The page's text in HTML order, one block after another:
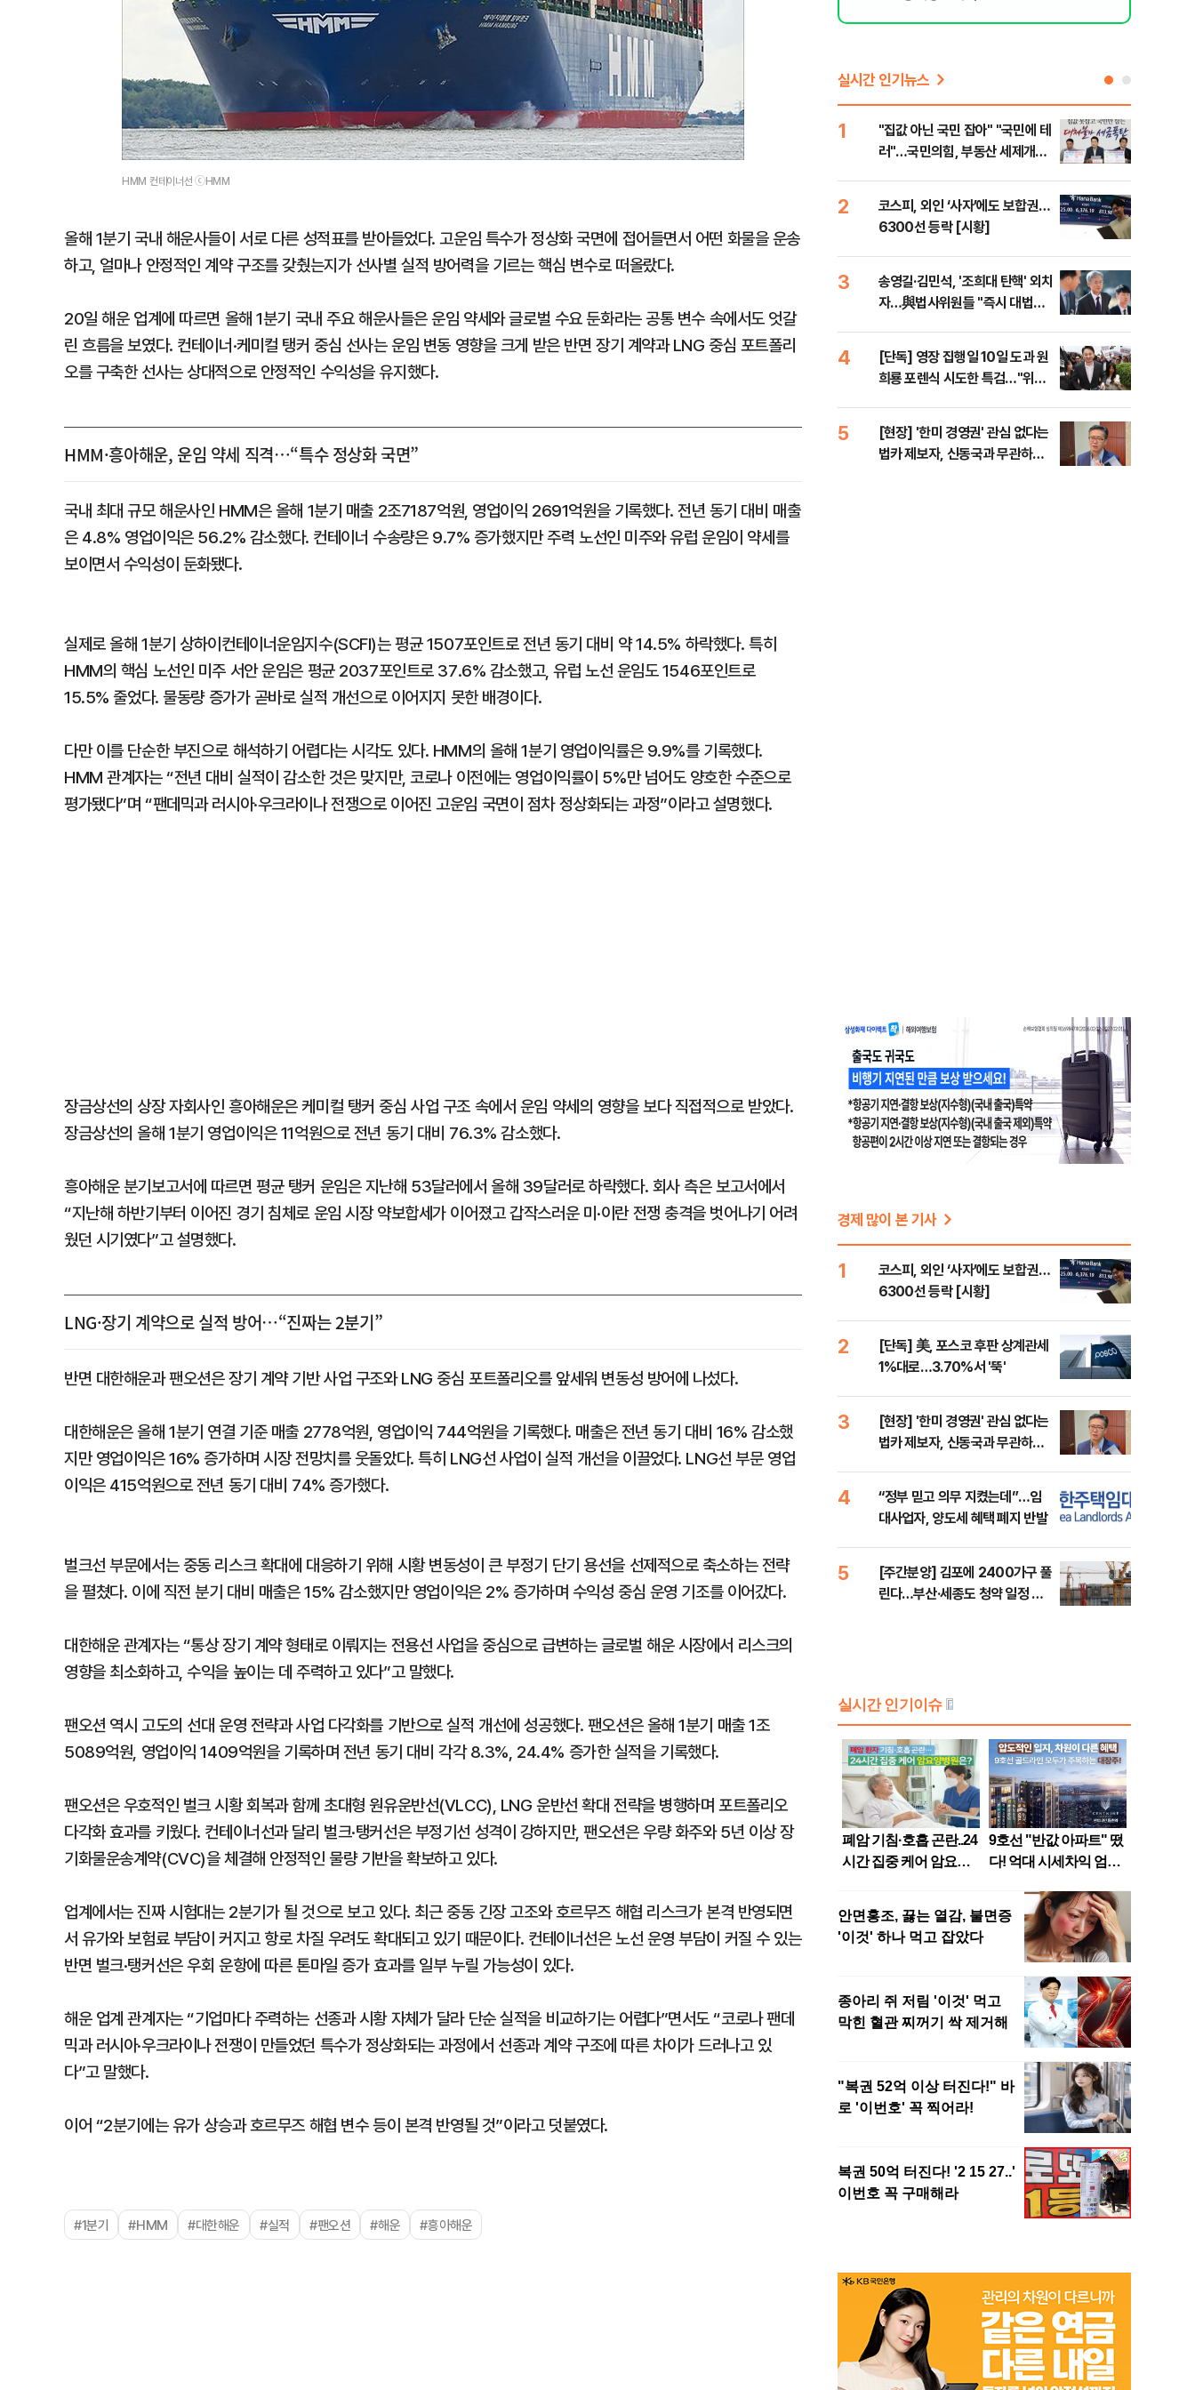
HMM 컨테이너선 ⓒHMM
올해 1분기 국내 해운사들이 서로 다른 성적표를 받아들었다. 고운임 특수가 정상화 국면에 접어들면서 어떤 화물을 운송
하고, 얼마나 안정적인 계약 구조를 갖췄는지가 선사별 실적 방어력을 기르는 핵심 변수로 떠올랐다.
20일 해운 업계에 따르면 올해 1분기 국내 주요 해운사들은 운임 약세와 글로벌 수요 둔화라는 공통 변수 속에서도 엇갈
린 흐름을 보였다. 컨테이너·케미컬 탱커 중심 선사는 운임 변동 영향을 크게 받은 반면 장기 계약과 LNG 중심 포트폴리
오를 구축한 선사는 상대적으로 안정적인 수익성을 유지했다.
HMM·흥아해운, 운임 약세 직격…“특수 정상화 국면”
국내 최대 규모 해운사인 HMM은 올해 1분기 매출 2조7187억원, 영업이익 2691억원을 기록했다. 전년 동기 대비 매출
은 4.8% 영업이익은 56.2% 감소했다. 컨테이너 수송량은 9.7% 증가했지만 주력 노선인 미주와 유럽 운임이 약세를
보이면서 수익성이 둔화됐다.
실제로 올해 1분기 상하이컨테이너운임지수(SCFI)는 평균 1507포인트로 전년 동기 대비 약 14.5% 하락했다. 특히
HMM의 핵심 노선인 미주 서안 운임은 평균 2037포인트로 37.6% 감소했고, 유럽 노선 운임도 1546포인트로
15.5% 줄었다. 물동량 증가가 곧바로 실적 개선으로 이어지지 못한 배경이다.
다만 이를 단순한 부진으로 해석하기 어렵다는 시각도 있다. HMM의 올해 1분기 영업이익률은 9.9%를 기록했다.
HMM 관계자는 “전년 대비 실적이 감소한 것은 맞지만, 코로나 이전에는 영업이익률이 5%만 넘어도 양호한 수준으로
평가됐다”며 “팬데믹과 러시아·우크라이나 전쟁으로 이어진 고운임 국면이 점차 정상화되는 과정”이라고 설명했다.
장금상선의 상장 자회사인 흥아해운은 케미컬 탱커 중심 사업 구조 속에서 운임 약세의 영향을 보다 직접적으로 받았다.
장금상선의 올해 1분기 영업이익은 11억원으로 전년 동기 대비 76.3% 감소했다.
흥아해운 분기보고서에 따르면 평균 탱커 운임은 지난해 53달러에서 올해 39달러로 하락했다. 회사 측은 보고서에서
“지난해 하반기부터 이어진 경기 침체로 운임 시장 약보합세가 이어졌고 갑작스러운 미·이란 전쟁 충격을 벗어나기 어려
웠던 시기였다”고 설명했다.
LNG·장기 계약으로 실적 방어…“진짜는 2분기”
반면 대한해운과 팬오션은 장기 계약 기반 사업 구조와 LNG 중심 포트폴리오를 앞세워 변동성 방어에 나섰다.
대한해운은 올해 1분기 연결 기준 매출 2778억원, 영업이익 744억원을 기록했다. 매출은 전년 동기 대비 16% 감소했
지만 영업이익은 16% 증가하며 시장 전망치를 웃돌았다. 특히 LNG선 사업이 실적 개선을 이끌었다. LNG선 부문 영업
이익은 415억원으로 전년 동기 대비 74% 증가했다.
벌크선 부문에서는 중동 리스크 확대에 대응하기 위해 시황 변동성이 큰 부정기 단기 용선을 선제적으로 축소하는 전략
을 펼쳤다. 이에 직전 분기 대비 매출은 15% 감소했지만 영업이익은 2% 증가하며 수익성 중심 운영 기조를 이어갔다.
대한해운 관계자는 “통상 장기 계약 형태로 이뤄지는 전용선 사업을 중심으로 급변하는 글로벌 해운 시장에서 리스크의
영향을 최소화하고, 수익을 높이는 데 주력하고 있다”고 말했다.
팬오션 역시 고도의 선대 운영 전략과 사업 다각화를 기반으로 실적 개선에 성공했다. 팬오션은 올해 1분기 매출 1조
5089억원, 영업이익 1409억원을 기록하며 전년 동기 대비 각각 8.3%, 24.4% 증가한 실적을 기록했다.
팬오션은 우호적인 벌크 시황 회복과 함께 초대형 원유운반선(VLCC), LNG 운반선 확대 전략을 병행하며 포트폴리오
다각화 효과를 키웠다. 컨테이너선과 달리 벌크·탱커선은 부정기선 성격이 강하지만, 팬오션은 우량 화주와 5년 이상 장
기화물운송계약(CVC)을 체결해 안정적인 물량 기반을 확보하고 있다.
업계에서는 진짜 시험대는 2분기가 될 것으로 보고 있다. 최근 중동 긴장 고조와 호르무즈 해협 리스크가 본격 반영되면
서 유가와 보험료 부담이 커지고 항로 차질 우려도 확대되고 있기 때문이다. 컨테이너선은 노선 운영 부담이 커질 수 있는
반면 벌크·탱커선은 우회 운항에 따른 톤마일 증가 효과를 일부 누릴 가능성이 있다.
해운 업계 관계자는 “기업마다 주력하는 선종과 시황 자체가 달라 단순 실적을 비교하기는 어렵다”면서도 “코로나 팬데
믹과 러시아·우크라이나 전쟁이 만들었던 특수가 정상화되는 과정에서 선종과 계약 구조에 따른 차이가 드러나고 있
다”고 말했다.
이어 “2분기에는 유가 상승과 호르무즈 해협 변수 등이 본격 반영될 것”이라고 덧붙였다.
#1분기 #HMM #대한해운 #실적 #팬오션 #해운 #흥아해운
실시간 인기뉴스
1
"집값 아닌 국민 잡아" "국민에 테
러"…국민의힘, 부동산 세제개편
2
코스피, 외인 ‘사자’에도 보합권…
6300선 등락 [시황]
3
송영길·김민석, '조희대 탄핵' 외치
자…與법사위원들 "즉시 대법관
4
[단독] 영장 집행일 10일 도과 원
희룡 포렌식 시도한 특검…"위법
5
[현장] '한미 경영권' 관심 없다는
법카 제보자, 신동국과 무관하다
경제 많이 본 기사
1
코스피, 외인 ‘사자’에도 보합권…
6300선 등락 [시황]
2
[단독] 美, 포스코 후판 상계관세
1%대로…3.70%서 '뚝'
3
[현장] '한미 경영권' 관심 없다는
법카 제보자, 신동국과 무관하다
4
“정부 믿고 의무 지켰는데”…임
대사업자, 양도세 혜택 폐지 반발
5
[주간분양] 김포에 2400가구 풀
린다…부산·세종도 청약 일정 돌